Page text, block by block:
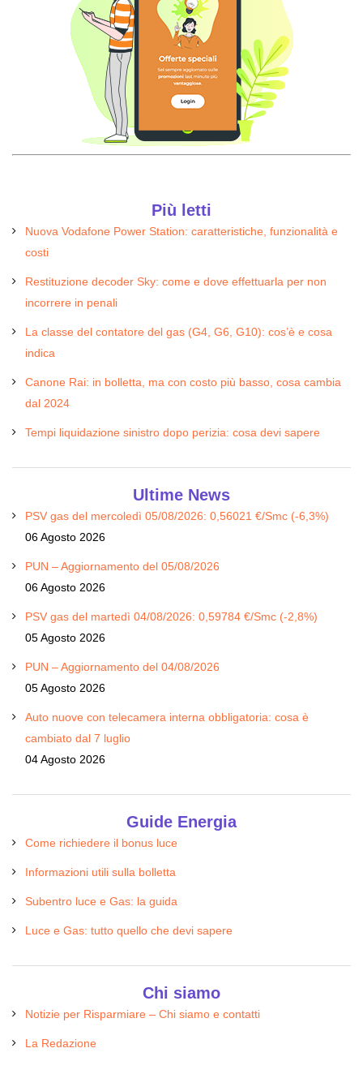
Più letti
Nuova Vodafone Power Station: caratteristiche, funzionalità e
costi
Restituzione decoder Sky: come e dove effettuarla per non
incorrere in penali
La classe del contatore del gas (G4, G6, G10): cos’è e cosa
indica
Canone Rai: in bolletta, ma con costo più basso, cosa cambia
dal 2024
Tempi liquidazione sinistro dopo perizia: cosa devi sapere
Ultime News
PSV gas del mercoledì 05/08/2026: 0,56021 €/Smc (-6,3%)
06 Agosto 2026
PUN – Aggiornamento del 05/08/2026
06 Agosto 2026
PSV gas del martedì 04/08/2026: 0,59784 €/Smc (-2,8%)
05 Agosto 2026
PUN – Aggiornamento del 04/08/2026
05 Agosto 2026
Auto nuove con telecamera interna obbligatoria: cosa è
cambiato dal 7 luglio
04 Agosto 2026
Guide Energia
Come richiedere il bonus luce
Informazioni utili sulla bolletta
Subentro luce e Gas: la guida
Luce e Gas: tutto quello che devi sapere
Chi siamo
Notizie per Risparmiare – Chi siamo e contatti
La Redazione